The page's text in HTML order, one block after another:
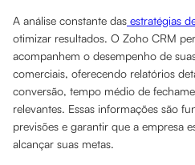
A análise constante das estratégias
otimizar resultados. O Zoho CRM
acompanhem o desempenho de
comerciais, oferecendo relatórios
conversão, tempo médio de
relevantes. Essas informações são
previsões e garantir que a empresa
alcançar suas metas.